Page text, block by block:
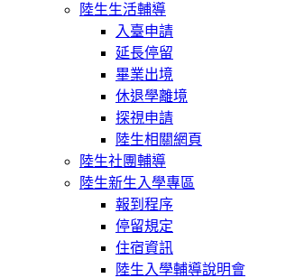
陸生生活輔導
入臺申請
延長停留
畢業出境
休退學離境
探視申請
陸生相關網頁
陸生社團輔導
陸生新生入學專區
報到程序
停留規定
住宿資訊
陸生入學輔導說明會